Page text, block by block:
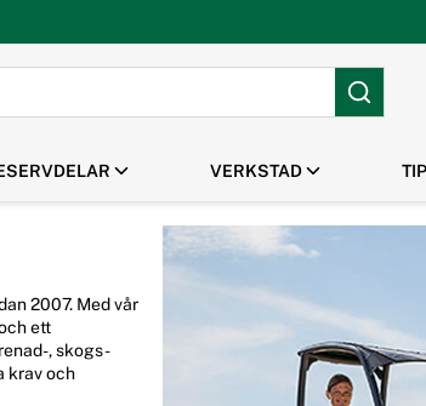
Husqvarna
tillbehör
VERKSTAD
2007. Med vår
ett
, skogs-
krav och